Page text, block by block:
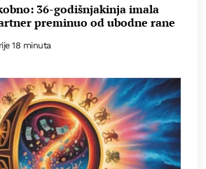
36-godišnjakinja imala
preminuo od ubodne rane
18 minuta